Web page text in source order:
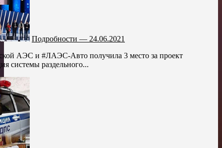
Подробности — 24.06.2021
АЭС и #ЛАЭС-Авто получила 3 место за проект
системы раздельного...